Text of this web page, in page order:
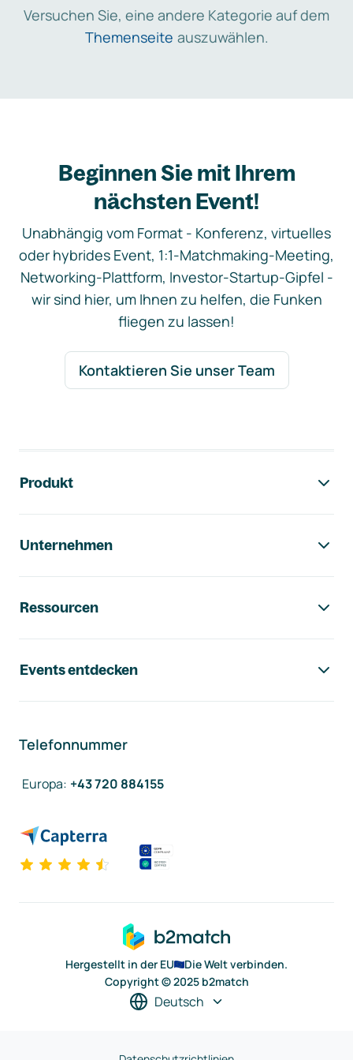
Versuchen Sie, eine andere Kategorie auf dem
Themenseite auszuwählen.
Beginnen Sie mit Ihrem
nächsten Event!
Unabhängig vom Format - Konferenz, virtuelles
oder hybrides Event, 1:1-Matchmaking-Meeting,
Networking-Plattform, Investor-Startup-Gipfel -
wir sind hier, um Ihnen zu helfen, die Funken
fliegen zu lassen!
Kontaktieren Sie unser Team
Produkt
Unternehmen
Ressourcen
Events entdecken
Telefonnummer
Europa: +43 720 884155
Hergestellt in der EU
Die Welt verbinden.
Copyright © 2025 b2match
Deutsch